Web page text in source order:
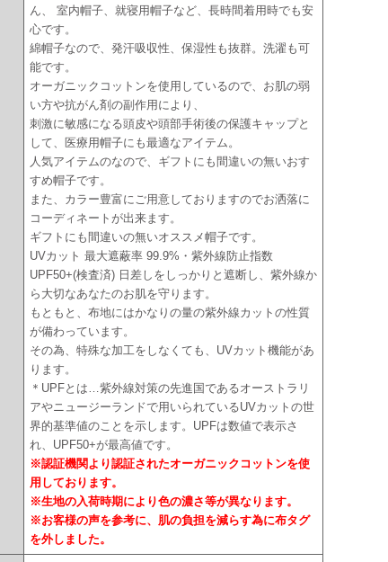
ん、 室内帽子、就寝用帽子など、長時間着用時でも安
心です。
綿帽子なので、発汗吸収性、保湿性も抜群。洗濯も可
能です。
オーガニックコットンを使用しているので、お肌の弱
い方や抗がん剤の副作用により、
刺激に敏感になる頭皮や頭部手術後の保護キャップと
して、医療用帽子にも最適なアイテム。
人気アイテムのなので、ギフトにも間違いの無いおす
すめ帽子です。
また、カラー豊富にご用意しておりますのでお洒落に
コーディネートが出来ます。
ギフトにも間違いの無いオススメ帽子です。
UVカット 最大遮蔽率 99.9%・紫外線防止指数
UPF50+(検査済) 日差しをしっかりと遮断し、紫外線か
ら大切なあなたのお肌を守ります。
もともと、布地にはかなりの量の紫外線カットの性質
が備わっています。
その為、特殊な加工をしなくても、UVカット機能があ
ります。
＊UPFとは…紫外線対策の先進国であるオーストラリ
アやニュージーランドで用いられているUVカットの世
界的基準値のことを示します。UPFは数値で表示さ
れ、UPF50+が最高値です。
※認証機関より認証されたオーガニックコットンを使
用しております。
※生地の入荷時期により色の濃さ等が異なります。
※お客様の声を参考に、肌の負担を減らす為に布タグ
を外しました。